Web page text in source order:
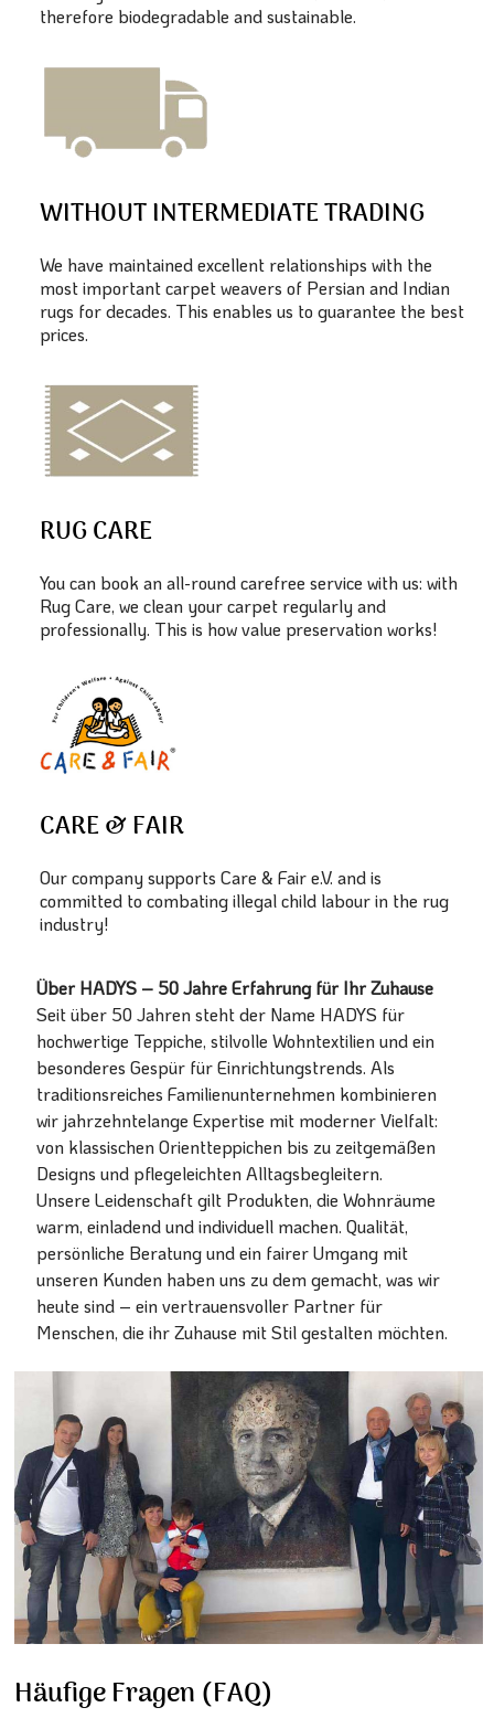
therefore biodegradable and sustainable.
WITHOUT INTERMEDIATE TRADING
We have maintained excellent relationships with the
most important carpet weavers of Persian and Indian
rugs for decades. This enables us to guarantee the best
prices.
RUG CARE
You can book an all-round carefree service with us: with
Rug Care, we clean your carpet regularly and
professionally. This is how value preservation works!
CARE & FAIR
Our company supports Care & Fair e.V. and is
committed to combating illegal child labour in the rug
industry!
Über HADYS – 50 Jahre Erfahrung für Ihr Zuhause
Seit über 50 Jahren steht der Name HADYS für
hochwertige Teppiche, stilvolle Wohntextilien und ein
besonderes Gespür für Einrichtungstrends. Als
traditionsreiches Familienunternehmen kombinieren
wir jahrzehntelange Expertise mit moderner Vielfalt:
von klassischen Orientteppichen bis zu zeitgemäßen
Designs und pflegeleichten Alltagsbegleitern.
Unsere Leidenschaft gilt Produkten, die Wohnräume
warm, einladend und individuell machen. Qualität,
persönliche Beratung und ein fairer Umgang mit
unseren Kunden haben uns zu dem gemacht, was wir
heute sind – ein vertrauensvoller Partner für
Menschen, die ihr Zuhause mit Stil gestalten möchten.
Häufige Fragen (FAQ)